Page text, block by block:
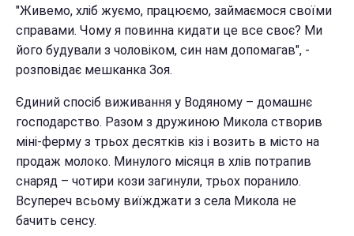
"Живемо, хліб жуємо, працюємо, займаємося своїми
справами. Чому я повинна кидати це все своє? Ми
його будували з чоловіком, син нам допомагав", -
розповідає мешканка Зоя.
Єдиний спосіб виживання у Водяному – домашнє
господарство. Разом з дружиною Микола створив
міні-ферму з трьох десятків кіз і возить в місто на
продаж молоко. Минулого місяця в хлів потрапив
снаряд – чотири кози загинули, трьох поранило.
Всупереч всьому виїжджати з села Микола не
бачить сенсу.